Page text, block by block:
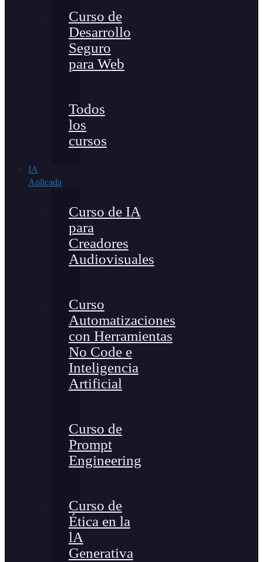
Curso de
Desarrollo
Seguro
para Web
Todos
los
cursos
IA
Aplicada
Curso de IA
para
Creadores
Audiovisuales
Curso
Automatizaciones
con Herramientas
No Code e
Inteligencia
Artificial
Curso de
Prompt
Engineering
Curso de
Ética en la
lA
Generativa